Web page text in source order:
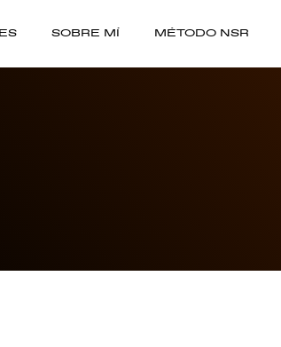
SOBRE MÍ MÉTODO NSR